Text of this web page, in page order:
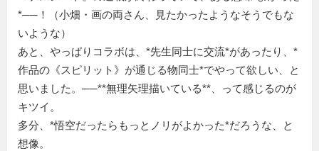
*──！（小畑・画の両さん、見たかったようなそうでもな
いような）
あと、やっぱりコラボは、*先生同士に交流*があったり、*
作品の《スピリット》が通じる物同士*でやって欲しい、と
思いました。──**無理矢理描いている**、って感じるのが
キツイ。
多分、*悟空だったらもっとノリがよかった*だろうな、と
想像。